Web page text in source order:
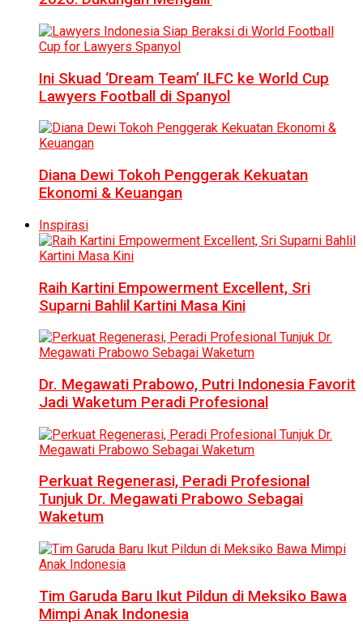
Ini Skuad ‘Dream Team’ ILFC ke World Cup
Lawyers Football di Spanyol
Diana Dewi Tokoh Penggerak Kekuatan
Ekonomi & Keuangan
Inspirasi
Raih Kartini Empowerment Excellent, Sri
Suparni Bahlil Kartini Masa Kini
Dr. Megawati Prabowo, Putri Indonesia Favorit
Jadi Waketum Peradi Profesional
Perkuat Regenerasi, Peradi Profesional
Tunjuk Dr. Megawati Prabowo Sebagai
Waketum
Tim Garuda Baru Ikut Pildun di Meksiko Bawa
Mimpi Anak Indonesia